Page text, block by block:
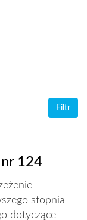
124
stopnia
dotyczące